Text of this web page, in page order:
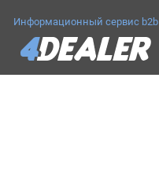
Информационный сервис b2b